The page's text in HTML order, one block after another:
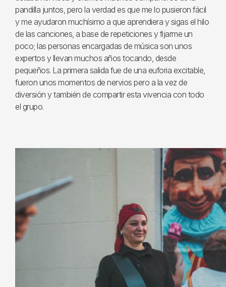
pandilla juntos, pero la verdad es que me lo pusieron fácil
y me ayudaron muchísimo a que aprendiera y sigas el hilo
de las canciones, a base de repeticiones y fijarme un
poco; las personas encargadas de música son unos
expertos y llevan muchos años tocando, desde
pequeños. La primera salida fue de una euforia excitable,
fueron unos momentos de nervios pero a la vez de
diversión y también de compartir esta vivencia con todo
el grupo.